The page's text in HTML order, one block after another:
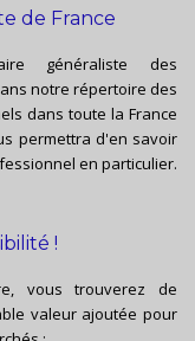
de France
généraliste des
notre répertoire des
dans toute la France
permettra d'en savoir
en particulier.
!
vous trouverez de
valeur ajoutée pour